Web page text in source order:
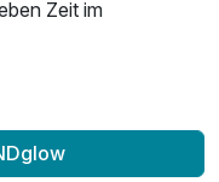
Zeit im